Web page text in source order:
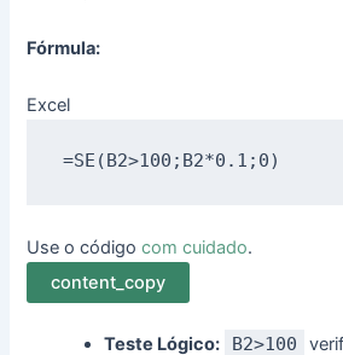
Fórmula:
Excel
=SE( B2>100 ; B2*0.1 ; 0
Use o códigocom cuidado.
content_copy
Teste Lógico: B2>100